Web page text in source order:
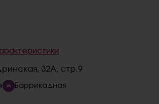
32А, стр.9
Баррикадная